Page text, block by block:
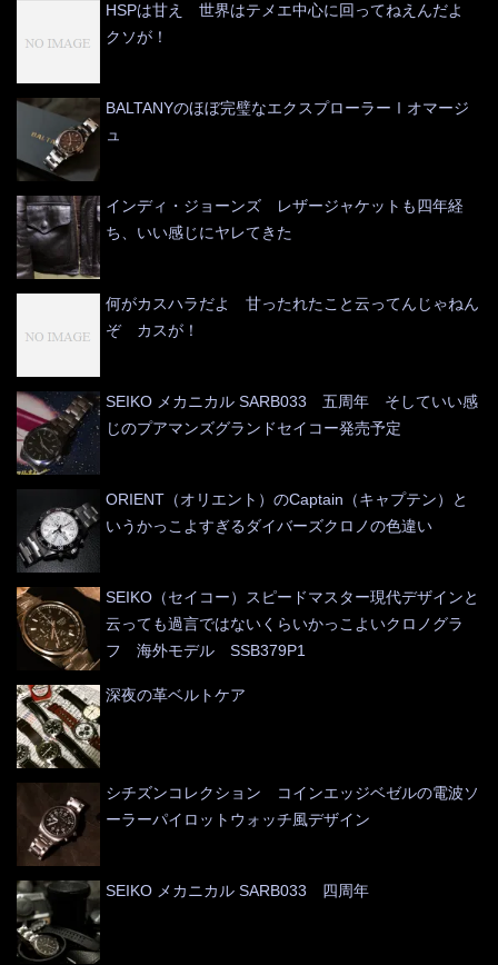
HSPは甘え 世界はテメエ中心に回ってねえんだよ
クソが！
BALTANYのほぼ完璧なエクスプローラーⅠオマージ
ュ
インディ・ジョーンズ レザージャケットも四年経
ち、いい感じにヤレてきた
何がカスハラだよ 甘ったれたこと云ってんじゃねん
ぞ カスが！
SEIKO メカニカル SARB033 五周年 そしていい感
じのプアマンズグランドセイコー発売予定
ORIENT（オリエント）のCaptain（キャプテン）と
いうかっこよすぎるダイバーズクロノの色違い
SEIKO（セイコー）スピードマスター現代デザインと
云っても過言ではないくらいかっこよいクロノグラ
フ 海外モデル SSB379P1
深夜の革ベルトケア
シチズンコレクション コインエッジベゼルの電波ソ
ーラーパイロットウォッチ風デザイン
SEIKO メカニカル SARB033 四周年